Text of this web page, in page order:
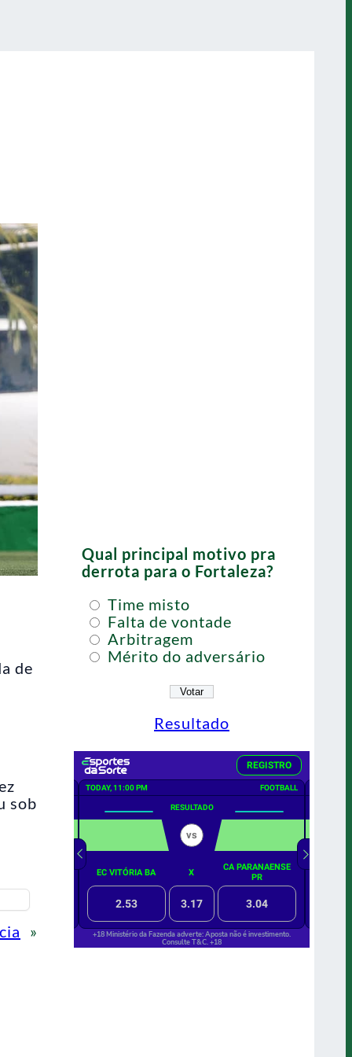
de
sob
»
Qual principal motivo pra
derrota para o Fortaleza?
Time misto
Falta de vontade
Arbitragem
Mérito do adversário
Resultado